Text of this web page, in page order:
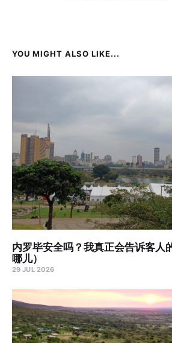
YOU MIGHT ALSO LIKE...
内罗毕安全吗？我真正会告诉客人
哪儿）
29 JUL 2026